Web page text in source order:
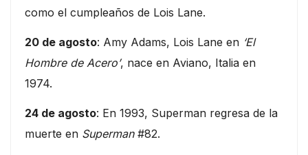
como el cumpleaños de Lois Lane.
20 de agosto: Amy Adams, Lois Lane en ‘El
Hombre de Acero’, nace en Aviano, Italia en
1974.
24 de agosto: En 1993, Superman regresa de la
muerte en Superman#82.